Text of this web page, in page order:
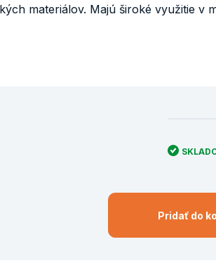
materiálov. Majú široké využitie v
Pridať do